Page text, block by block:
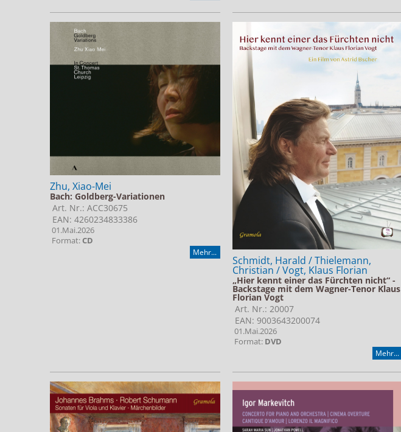
Zhu, Xiao-Mei
Bach: Goldberg-Variationen
Art. Nr.: ACC30675
EAN: 4260234833386
01.Mai.2026
Format:CD
Mehr...
Schmidt, Harald / Thielemann,
Christian / Vogt, Klaus Florian
„Hier kennt einer das Fürchten nicht“ -
Backstage mit dem Wagner-Tenor Klaus
Florian Vogt
Art. Nr.: 20007
EAN: 9003643200074
01.Mai.2026
Format: DVD
Mehr...